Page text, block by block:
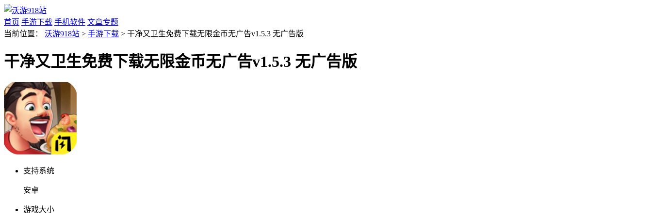
首页 手游下载 手机软件 文章专题
当前位置： 沃游918站 > 手游下载 > 干净又卫生免费下载无限金币无广告v1.5.3 无广告版
干净又卫生免费下载无限金币无广告v1.5.3 无广告版
支持系统
安卓
游戏大小